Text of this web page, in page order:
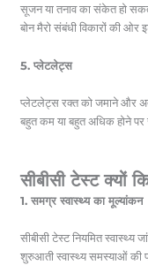
सूजन या तनाव का संकेत हो
बोन मैरो संबंधी विकारों की ओर
5. प्लेटलेट्स
प्लेटलेट्स रक्त को जमाने और
बहुत कम या बहुत अधिक होने
सीबीसी टेस्ट क्यों
1. समग्र स्वास्थ्य का मूल्यांकन
सीबीसी टेस्ट नियमित स्वास्थ्य
शुरुआती स्वास्थ्य समस्याओं की